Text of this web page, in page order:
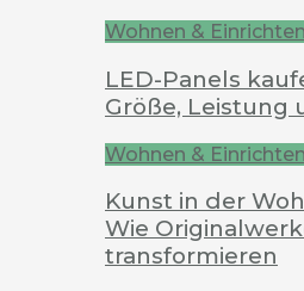
Wohnen & Einrichten
LED-Panels
Größe, Leistung
Wohnen & Einrichten
Kunst in der
Wie
transformieren